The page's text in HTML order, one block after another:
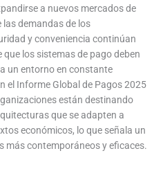
a nuevos mercados de
las demandas de los
y conveniencia continúan
los sistemas de pago deben
un entorno en constante
el Informe Global de Pagos 2025
están destinando
que se adapten a
económicos, lo que señala un
más contemporáneos y eficaces.